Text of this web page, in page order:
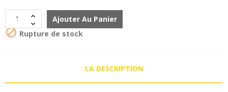
Ajouter Au Panier
 Rupture de stock
LA DESCRIPTION